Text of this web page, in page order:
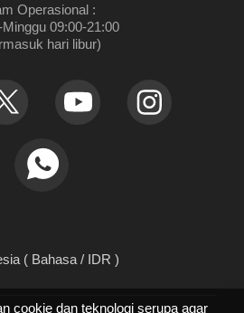
Operasional :
Minggu 09:00-21:00
hari libur)
( Bahasa / IDR )
cookie dan teknologi serupa agar